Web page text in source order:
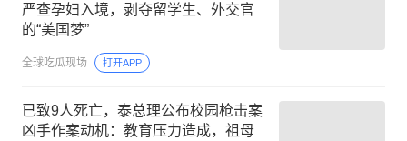
严查孕妇入境，剥夺留学生、外交官
的“美国梦”
全球吃瓜现场 打开APP
已致9人死亡，泰总理公布校园枪击案
凶手作案动机：教育压力造成，祖母